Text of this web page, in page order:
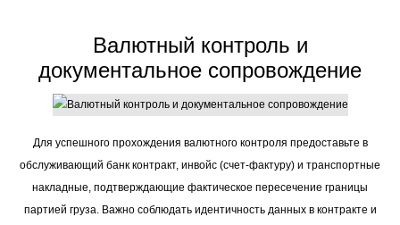
Валютный контроль и
документальное сопровождение
Для успешного прохождения валютного контроля предоставьте в
обслуживающий банк контракт, инвойс (счет-фактуру) и транспортные
накладные, подтверждающие фактическое пересечение границы
партией груза. Важно соблюдать идентичность данных в контракте и